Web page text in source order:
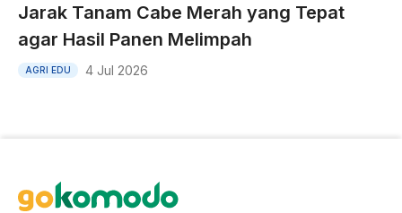
Jarak Tanam Cabe Merah yang Tepat
agar Hasil Panen Melimpah
AGRI EDU 4 Jul 2026